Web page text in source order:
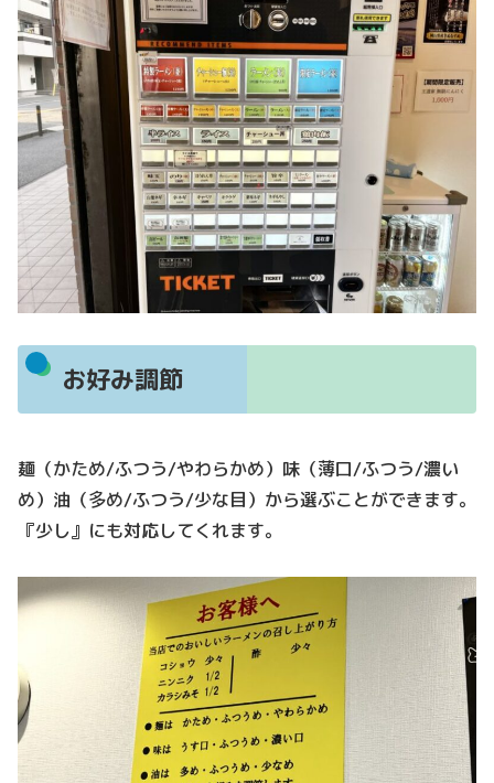
お好み調節
麺（かため/ふつう/やわらかめ）味（薄口/ふつう/濃い
め）油（多め/ふつう/少な目）から選ぶことができます。
『少し』にも対応してくれます。